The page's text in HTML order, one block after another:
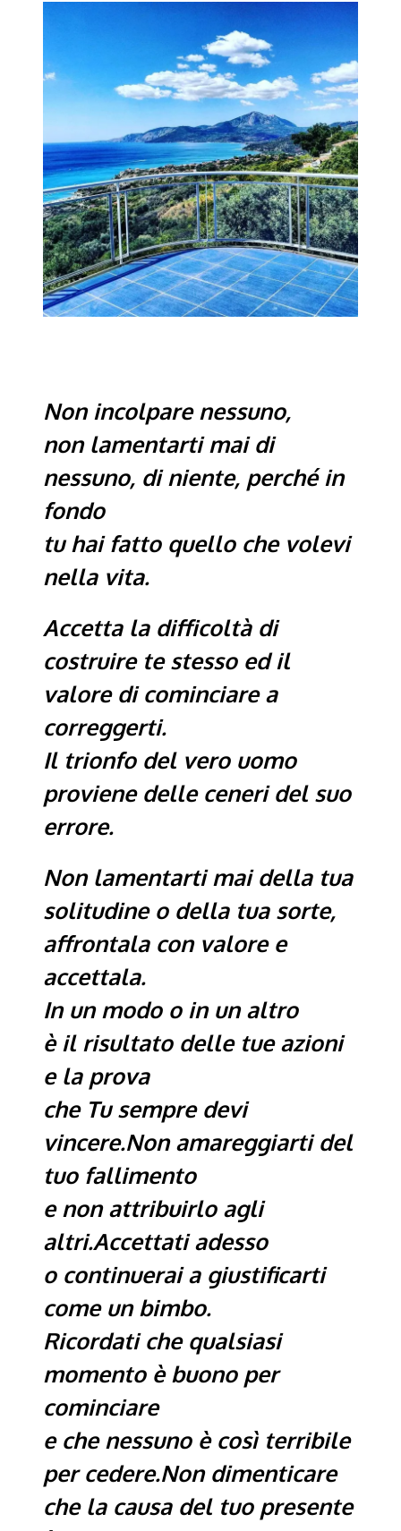
Non incolpare nessuno,
non lamentarti mai di
nessuno, di niente, perché in
fondo
tu hai fatto quello che volevi
nella vita.
Accetta la difficoltà di
costruire te stesso ed il
valore di cominciare a
correggerti.
Il trionfo del vero uomo
proviene delle ceneri del suo
errore.
Non lamentarti mai della tua
solitudine o della tua sorte,
affrontala con valore e
accettala.
In un modo o in un altro
è il risultato delle tue azioni
e la prova
che Tu sempre devi
vincere.Non amareggiarti del
tuo fallimento
e non attribuirlo agli
altri.Accettati adesso
o continuerai a giustificarti
come un bimbo.
Ricordati che qualsiasi
momento è buono per
cominciare
e che nessuno è così terribile
per cedere.Non dimenticare
che la causa del tuo presente